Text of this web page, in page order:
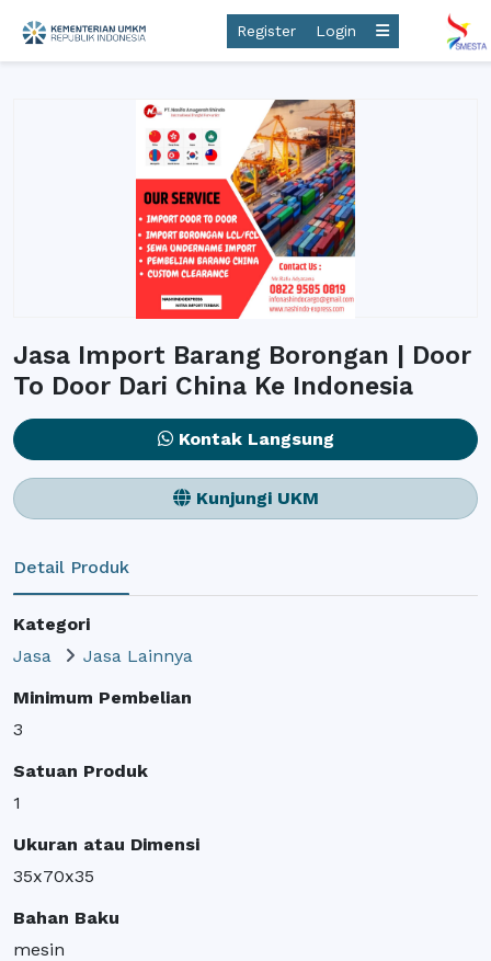
Register Login
Jasa Import Barang Borongan | Door
To Door Dari China Ke Indonesia
Kontak Langsung
Kunjungi UKM
Detail Produk
Kategori
Jasa
Jasa Lainnya
Minimum Pembelian
3
Satuan Produk
1
Ukuran atau Dimensi
35x70x35
Bahan Baku
mesin